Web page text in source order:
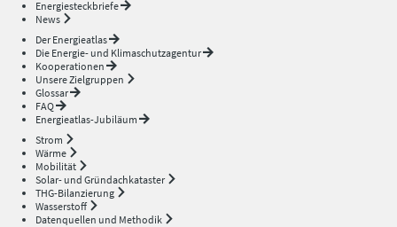
Energiesteckbriefe
News
Der Energieatlas
Die Energie- und Klimaschutzagentur
Kooperationen
Unsere Zielgruppen
Glossar
FAQ
Energieatlas-Jubiläum
Strom
Wärme
Mobilität
Solar- und Gründachkataster
THG-Bilanzierung
Wasserstoff
Datenquellen und Methodik